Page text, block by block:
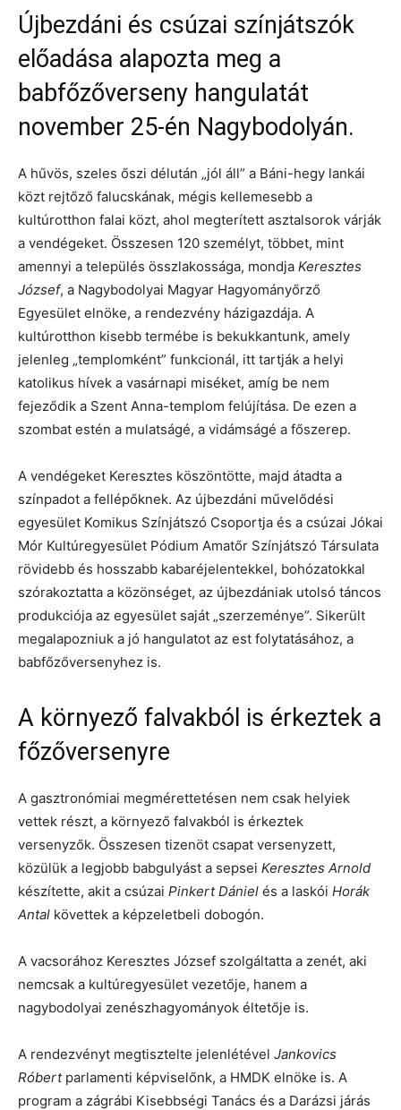
Újbezdáni és csúzai színjátszók
előadása alapozta meg a
babfőzőverseny hangulatát
november 25-én Nagybodolyán.
A hűvös, szeles őszi délután „jól áll” a Báni-hegy lankái
közt rejtőző falucskának, mégis kellemesebb a
kultúrotthon falai közt, ahol megterített asztalsorok várják
a vendégeket. Összesen 120 személyt, többet, mint
amennyi a település összlakossága, mondja Keresztes
József, a Nagybodolyai Magyar Hagyományőrző
Egyesület elnöke, a rendezvény házigazdája. A
kultúrotthon kisebb termébe is bekukkantunk, amely
jelenleg „templomként” funkcionál, itt tartják a helyi
katolikus hívek a vasárnapi miséket, amíg be nem
fejeződik a Szent Anna-templom felújítása. De ezen a
szombat estén a mulatságé, a vidámságé a főszerep.
A vendégeket Keresztes köszöntötte, majd átadta a
színpadot a fellépőknek. Az újbezdáni művelődési
egyesület Komikus Színjátszó Csoportja és a csúzai Jókai
Mór Kultúregyesület Pódium Amatőr Színjátszó Társulata
rövidebb és hosszabb kabaréjelentekkel, bohózatokkal
szórakoztatta a közönséget, az újbezdániak utolsó táncos
produkciója az egyesület saját „szerzeménye”. Sikerült
megalapozniuk a jó hangulatot az est folytatásához, a
babfőzőversenyhez is.
A környező falvakból is érkeztek a
főzőversenyre
A gasztronómiai megmérettetésen nem csak helyiek
vettek részt, a környező falvakból is érkeztek
versenyzők. Összesen tizenöt csapat versenyzett,
közülük a legjobb babgulyást a sepsei Keresztes Arnold
készítette, akit a csúzai Pinkert Dániel és a laskói Horák
Antal követtek a képzeletbeli dobogón.
A vacsorához Keresztes József szolgáltatta a zenét, aki
nemcsak a kultúregyesület vezetője, hanem a
nagybodolyai zenészhagyományok éltetője is.
A rendezvényt megtisztelte jelenlétével Jankovics
Róbert parlamenti képviselőnk, a HMDK elnöke is. A
program a zágrábi Kisebbségi Tanács és a Darázsi járás